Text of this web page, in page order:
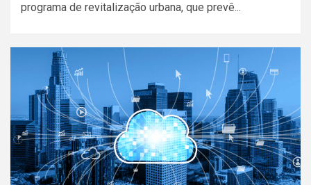
programa de revitalização urbana, que prevê...